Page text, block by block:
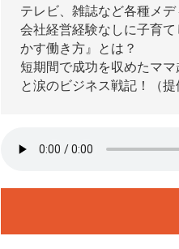
テレビ、雑誌など各種メデ
会社経営経験なしに子育
かす働き方』とは？
短期間で成功を収めたマ
と涙のビジネス戦記！（提